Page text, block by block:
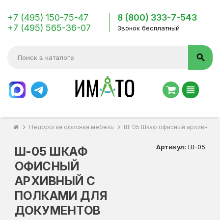
+7 (495) 150-75-47
+7 (495) 565-36-07
8 (800) 333-7-543
Звонок бесплатный
search
view_headline
chevron_right Недорогая офисная мебель chevron_right Ш-05 Шкаф офисный архивный
Ш-05 ШКАФ
ОФИСНЫЙ
АРХИВНЫЙ С
ПОЛКАМИ ДЛЯ
ДОКУМЕНТОВ
Артикул: Ш-05